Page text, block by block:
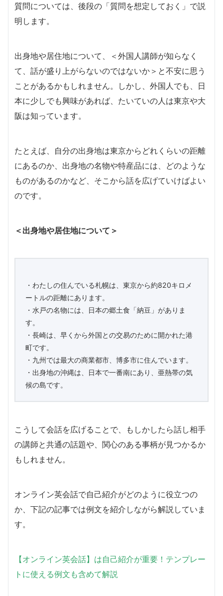
質問については、後段の「質問を想定しておく」で説
明します。
出身地や居住地について、＜外国人講師が知らなく
て、話が盛り上がらないのではないか＞と不安に思う
ことがあるかもしれません。しかし、外国人でも、日
本に少しでも興味があれば、たいていの人は東京や大
阪は知っています。
たとえば、自分の出身地は東京からどれくらいの距離
にあるのか、出身地の名物や特産品には、どのような
ものがあるのかなど、そこから話を広げていけばよい
のです。
＜出身地や居住地について＞
・わたしの住んでいる札幌は、東京から約820キロメ
ートルの距離にあります。
・水戸の名物には、日本の郷土食「納豆」がありま
す。
・長崎は、早くから外国との交易のために開かれた港
町です。
・九州では最大の商業都市、博多市に住んでいます。
・出身地の沖縄は、日本で一番南にあり、亜熱帯の気
候の島です。
こうして会話を広げることで、もしかしたら話し相手
の講師と共通の話題や、関心のある事柄が見つかるか
もしれません。
オンライン英会話で自己紹介がどのように役立つの
か、下記の記事では例文を紹介しながら解説していま
す。
【オンライン英会話】は自己紹介が重要！テンプレー
トに使える例文も含めて解説